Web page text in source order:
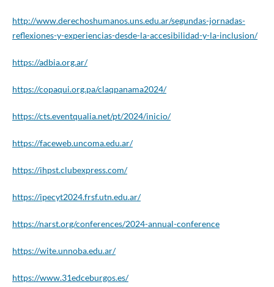
http://www.derechoshumanos.uns.edu.ar/segundas-jornadas-
reflexiones-y-experiencias-desde-la-accesibilidad-y-la-inclusion/
https://adbia.org.ar/
https://copaqui.org.pa/claqpanama2024/
https://cts.eventqualia.net/pt/2024/inicio/
https://faceweb.uncoma.edu.ar/
https://ihpst.clubexpress.com/
https://ipecyt2024.frsf.utn.edu.ar/
https://narst.org/conferences/2024-annual-conference
https://wite.unnoba.edu.ar/
https://www.31edceburgos.es/